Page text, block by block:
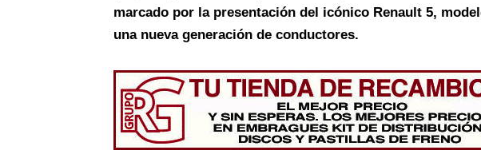
marcado por la presentación del icónico Renault 5,
una nueva generación de conductores.